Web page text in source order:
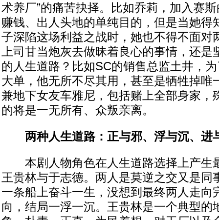
术养厂”的痛苦抉择。比如乔莉，加入赛
赚钱、出人头地的单纯目的，但是当她得
子深陷这场利益之战时，她也不得不面对
上司甘当炮灰去做昧着良心的事情，还是
的人生道路？比如SC的销售总监土井，
大单，他无所不尽其用，甚至是牺牲掉唯
兼地下女友车雅尼，包括赌上全部身家，
的将是一无所有、众叛亲离。
两种人生道路：正与邪、浮与沉、进
本剧人物角色在人生道路选择上产生
王贵林与于志德。两人是莫逆之交又是同
一条船上奋斗一生，没想到最终两人走向
向，结局一浮一沉。王贵林是一个典型的